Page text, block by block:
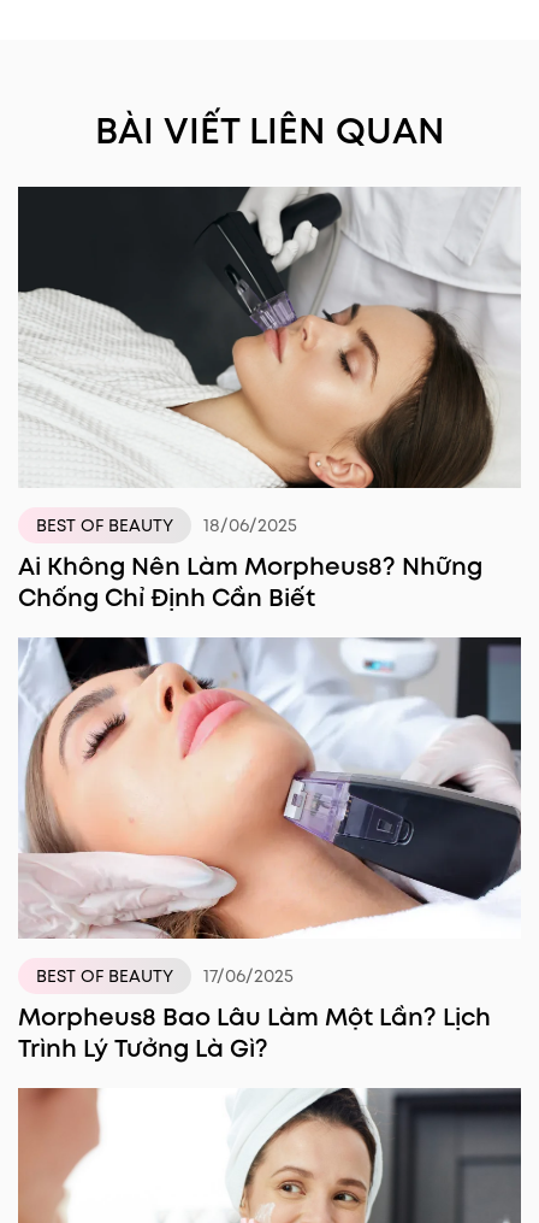
BÀI VIẾT LIÊN QUAN
BEST OF BEAUTY 18/06/2025
Ai Không Nên Làm Morpheus8? Những
Chống Chỉ Định Cần Biết
BEST OF BEAUTY 17/06/2025
Morpheus8 Bao Lâu Làm Một Lần? Lịch
Trình Lý Tưởng Là Gì?